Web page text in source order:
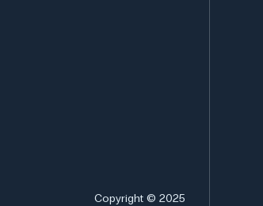
Copyright © 2025